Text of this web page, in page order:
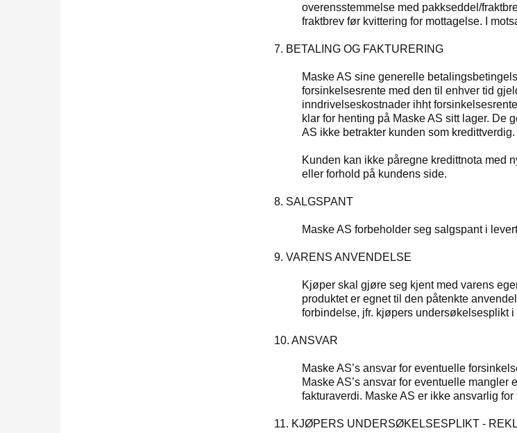
overensstemmelse med pakkseddel/
fraktbrev før kvittering for mottagelse. I
7. BETALING OG FAKTURERING
Maske AS sine generelle
forsinkelsesrente med den til enhver tid
inndrivelseskostnader ihht
klar for henting på Maske AS sitt lager. De
AS ikke betrakter kunden som kredittverdig.
Kunden kan ikke påregne kredittnota med
eller forhold på kundens side.
8. SALGSPANT
Maske AS forbeholder seg salgspant i
9. VARENS ANVENDELSE
Kjøper skal gjøre seg kjent med varens
produktet er egnet til den påtenkte
forbindelse, jfr. kjøpers undersøkelsesplikt
10. ANSVAR
Maske AS’s ansvar for eventuelle
Maske AS’s ansvar for eventuelle
fakturaverdi. Maske AS er ikke ansvarlig
11. KJØPERS UNDERSØKELSESPLIKT -